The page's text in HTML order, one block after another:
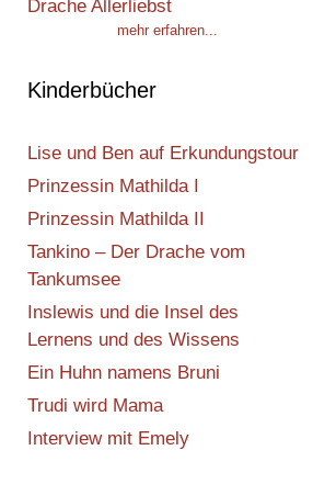
mehr erfahren...
Kinderbücher
Lise und Ben auf Erkundungstour
Prinzessin Mathilda I
Prinzessin Mathilda II
Tankino – Der Drache vom
Tankumsee
Inslewis und die Insel des
Lernens und des Wissens
Ein Huhn namens Bruni
Trudi wird Mama
Interview mit Emely